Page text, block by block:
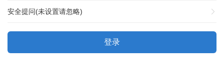
安全提问(未设置请忽略)
登录